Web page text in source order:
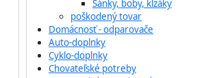
Sánky, boby, klzáky
poškodený tovar
Domácnosť - odparovače
Auto-doplnky
Cyklo-doplnky
Chovateľské potreby